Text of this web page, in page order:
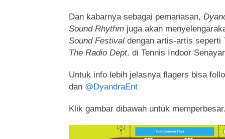
Dan kabarnya sebagai pemanasan,
Sound Rhythm juga akan
Sound Festival dengan artis-artis seperti
The Radio Dept. di Tennis Indoor
Untuk info lebih jelasnya flagers bisa
dan @DyandraEnt
Klik gambar dibawah untuk